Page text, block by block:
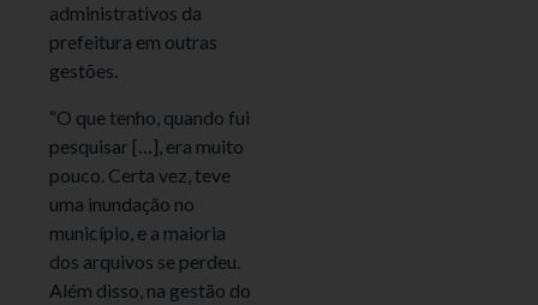
administrativos da
prefeitura em outras
gestões.
“O que tenho, quando fui
pesquisar […], era muito
pouco. Certa vez, teve
uma inundação no
município, e a maioria
dos arquivos se perdeu.
Além disso, na gestão do